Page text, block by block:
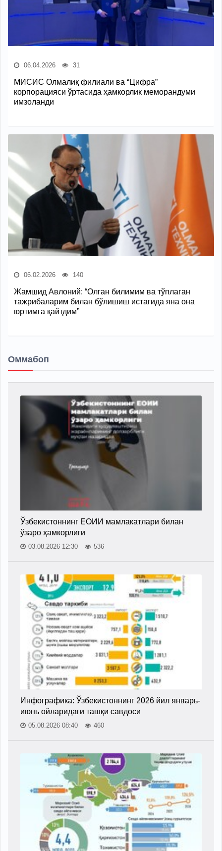
06.04.2026 31
МИСИС Олмалиқ филиали ва “Цифра”
корпорацияси ўртасида ҳамкорлик меморандуми
имзоланди
06.02.2026 140
Жамшид Авлоний: “Олган билимим ва тўплаган
тажрибаларим билан бўлишиш истагида яна она
юртимга қайтдим”
Оммабоп
Ўзбекистоннинг ЕОИИ мамлакатлари билан
ўзаро ҳамкорлиги
03.08.2026 12:30 536
Инфографика: Ўзбекистоннинг 2026 йил январь-
июнь ойларидаги ташқи савдоси
05.08.2026 08:40 460